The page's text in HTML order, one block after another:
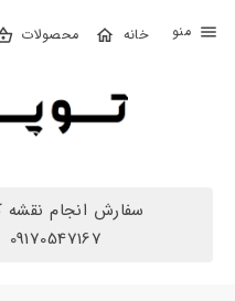
محصولات حساب کاربری
بستن
محصولات
سفارش انجام
09170547167